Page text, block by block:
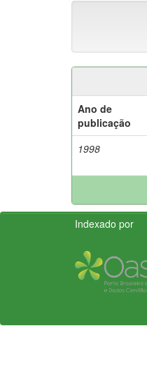
Ano de
publicação
1998
Indexado por